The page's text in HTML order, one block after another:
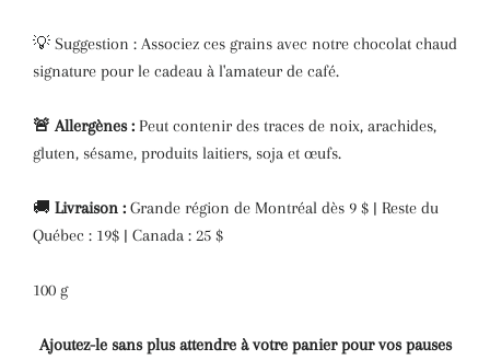
💡 Suggestion : Associez ces grains avec notre chocolat chaud
signature pour le cadeau à l'amateur de café.
🚨 Allergènes : Peut contenir des traces de noix, arachides,
gluten, sésame, produits laitiers, soja et œufs.
🚚 Livraison : Grande région de Montréal dès 9 $ | Reste du
Québec : 19$ | Canada : 25 $
100 g
Ajoutez-le sans plus attendre à votre panier pour vos pauses